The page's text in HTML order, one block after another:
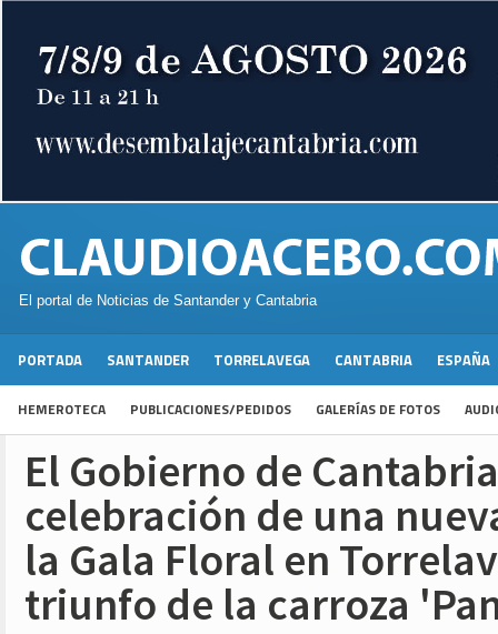
El portal de Noticias de Santander y Cantabria
PORTADA SANTANDER TORRELAVEGA CANTABRIA ESPAÑA
HEMEROTECA PUBLICACIONES/PEDIDOS GALERÍAS DE FOTOS
El Gobierno de
celebración de una
la Gala Floral en
triunfo de la carroza